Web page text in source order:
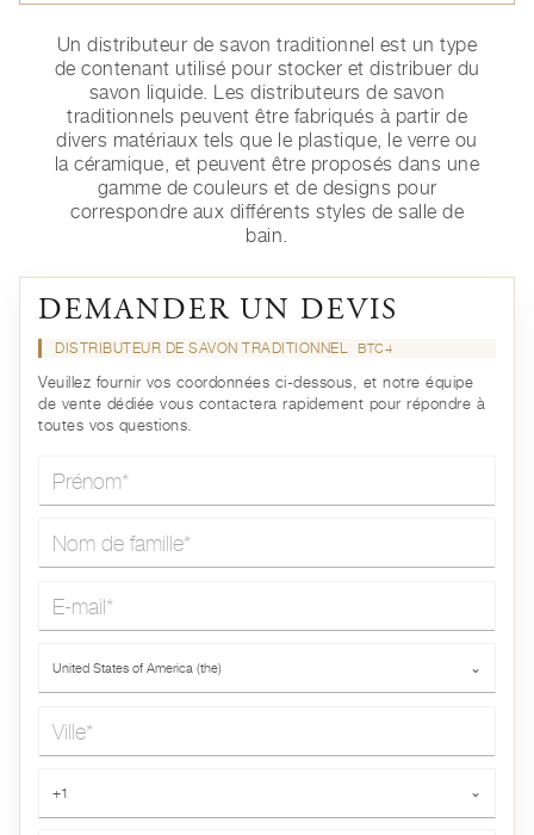
Un distributeur de savon traditionnel est un type
de contenant utilisé pour stocker et distribuer du
savon liquide. Les distributeurs de savon
traditionnels peuvent être fabriqués à partir de
divers matériaux tels que le plastique, le verre ou
la céramique, et peuvent être proposés dans une
gamme de couleurs et de designs pour
correspondre aux différents styles de salle de
bain.
DEMANDER UN DEVIS
DISTRIBUTEUR DE SAVON TRADITIONNEL BTC4
Veuillez fournir vos coordonnées ci-dessous, et notre équipe
de vente dédiée vous contactera rapidement pour répondre à
toutes vos questions.
United States of America (the) ⌄
+1 ⌄